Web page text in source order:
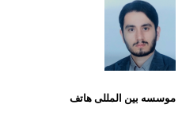
موسسه بین المللی هاتف